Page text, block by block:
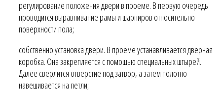
регулирование положения двери в проеме. В первую очередь
проводится выравнивание рамы и шарниров относительно
поверхности пола;
собственно установка двери. В проеме устанавливается дверная
коробка. Она закрепляется с помощью специальных штырей.
Далее сверлится отверстие под затвор, а затем полотно
навешивается на петли;